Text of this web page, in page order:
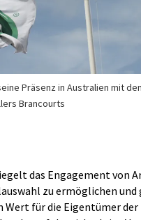
Präsenz in Australien mit
Brancourts
das Engagement von
zu ermöglichen
für die Eigentümer der